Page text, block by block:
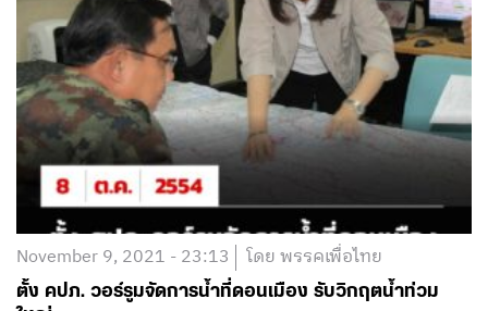
November 9, 2021 - 23:13 โดย พรรคเพื่อไทย
ตั้ง คปภ. วอร์รูมจัดการน้ำที่ดอนเมือง รับวิกฤตน้ำท่วม